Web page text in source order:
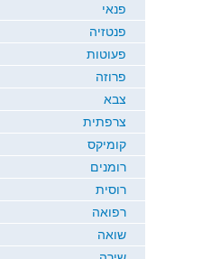
פנאי
פנטזיה
פעוטות
פרוזה
צבא
צרפתית
קומיקס
רומנים
רוסית
רפואה
שואה